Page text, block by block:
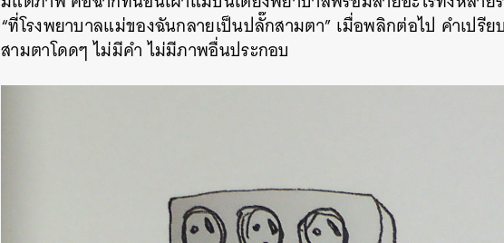
“ที่โรงพยาบาลแม่ของฉันกลายเป็นปลั๊กสามตา” เมื่อพลิกต่อไป คำเปรี
สามตาโดดๆ ไม่มีคำ ไม่มีภาพอื่นประกอบ